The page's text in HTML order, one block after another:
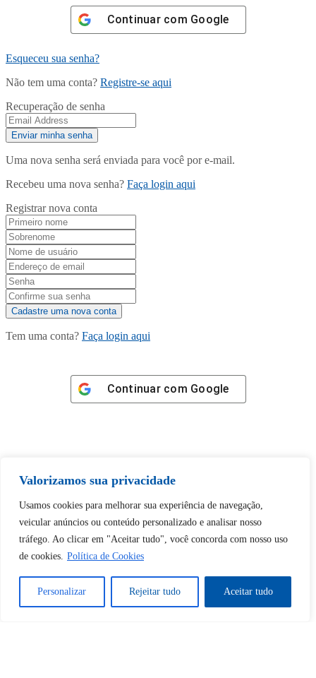
Valorizamos sua privacidade
Usamos cookies para melhorar sua experiência de navegação,
veicular anúncios ou conteúdo personalizado e analisar nosso
tráfego. Ao clicar em "Aceitar tudo", você concorda com nosso uso
de cookies. Política de Cookies
Personalizar Rejeitar tudo Aceitar tudo
Continuar com Google
Esqueceu sua senha?
Não tem uma conta? Registre-se aqui
Recuperação de senha
Uma nova senha será enviada para você por e-mail.
Recebeu uma nova senha? Faça login aqui
Registrar nova conta
Tem uma conta? Faça login aqui
Continuar com Google
Tem certeza de que deseja
desbloquear esta publicação?
Desbloquear esquerda : 0
Sim Não